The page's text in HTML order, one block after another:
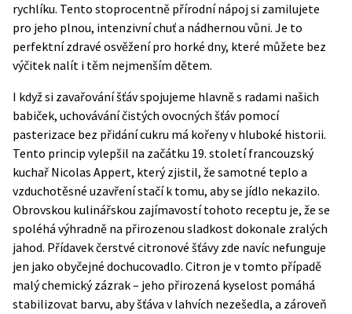
rychlíku. Tento stoprocentně přírodní nápoj si zamilujete
pro jeho plnou, intenzivní chuť a nádhernou vůni. Je to
perfektní zdravé osvěžení pro horké dny, které můžete bez
výčitek nalít i těm nejmenším dětem.
I když si zavařování šťáv spojujeme hlavně s radami našich
babiček, uchovávání čistých ovocných šťáv pomocí
pasterizace bez přidání cukru má kořeny v hluboké historii.
Tento princip vylepšil na začátku 19. století francouzský
kuchař Nicolas Appert, který zjistil, že samotné teplo a
vzduchotěsné uzavření stačí k tomu, aby se jídlo nekazilo.
Obrovskou kulinářskou zajímavostí tohoto receptu je, že se
spoléhá výhradně na přirozenou sladkost dokonale zralých
jahod. Přídavek čerstvé citronové šťávy zde navíc nefunguje
jen jako obyčejné dochucovadlo. Citron je v tomto případě
malý chemický zázrak – jeho přirozená kyselost pomáhá
stabilizovat barvu, aby šťáva v lahvích nezešedla, a zároveň